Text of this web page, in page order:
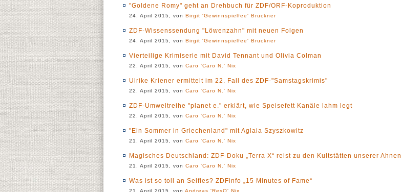
"Goldene Romy" geht an Drehbuch für ZDF/ORF-Koproduktion
24. April 2015, von Birgit 'Gewinnspielfee' Bruckner
ZDF-Wissenssendung "Löwenzahn" mit neuen Folgen
24. April 2015, von Birgit 'Gewinnspielfee' Bruckner
Vierteilige Krimiserie mit David Tennant und Olivia Colman
22. April 2015, von Caro 'Caro N.' Nix
Ulrike Kriener ermittelt im 22. Fall des ZDF-"Samstagskrimis"
22. April 2015, von Caro 'Caro N.' Nix
ZDF-Umweltreihe "planet e." erklärt, wie Speisefett Kanäle lahm legt
22. April 2015, von Caro 'Caro N.' Nix
"Ein Sommer in Griechenland" mit Aglaia Szyszkowitz
21. April 2015, von Caro 'Caro N.' Nix
Magisches Deutschland: ZDF-Doku „Terra X“ reist zu den Kultstätten unserer Ahnen
21. April 2015, von Caro 'Caro N.' Nix
Was ist so toll an Selfies? ZDFinfo „15 Minutes of Fame“
21. April 2015, von Andreas 'ResQ' Nix